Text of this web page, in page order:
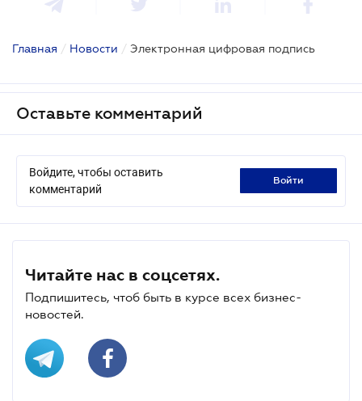
Главная / Новости / Электронная цифровая подпись
Оставьте комментарий
Войдите, чтобы оставить
комментарий
войти
Читайте нас в соцсетях.
Подпишитесь, чтоб быть в курсе всех бизнес-
новостей.